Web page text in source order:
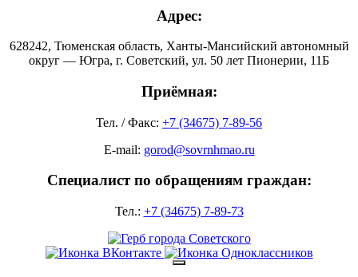
Адрес:
628242, Тюменская область, Ханты-Мансийский автономный
округ — Югра, г. Советский, ул. 50 лет Пионерии, 11Б
Приёмная:
Тел. / Факс: +7 (34675) 7-89-56
E-mail: gorod@sovrnhmao.ru
Специалист по обращениям граждан:
Тел.: +7 (34675) 7-89-73